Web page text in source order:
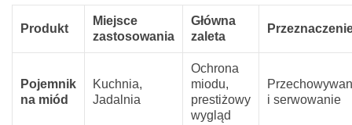
Produkt
Miejsce
zastosowania
Główna
zaleta
Pojemnik
na miód
Kuchnia,
Jadalnia
Ochrona
miodu,
prestiżowy
wygląd
i serwowanie